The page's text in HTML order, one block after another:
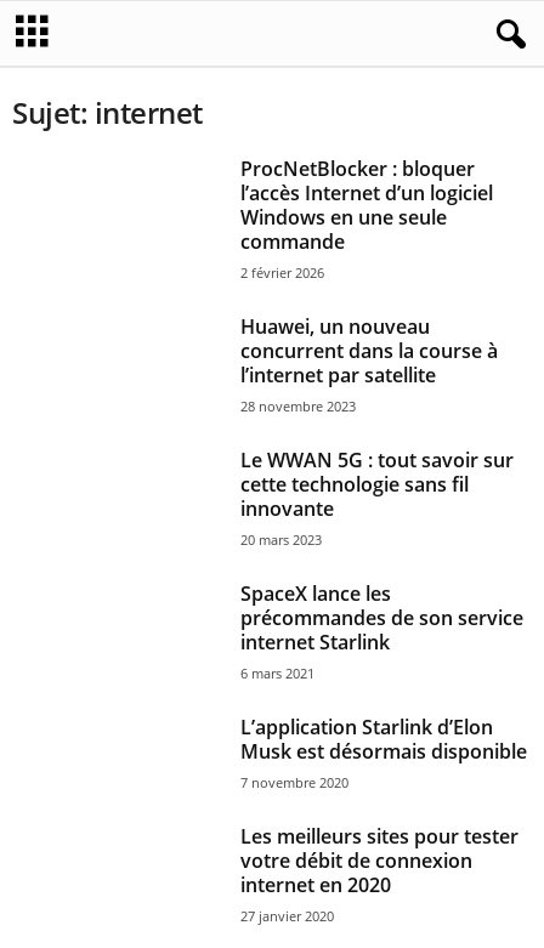
Sujet: internet
ProcNetBlocker : bloquer
l’accès Internet d’un logiciel
Windows en une seule
commande
2 février 2026
Huawei, un nouveau
concurrent dans la course à
l’internet par satellite
28 novembre 2023
Le WWAN 5G : tout savoir sur
cette technologie sans fil
innovante
20 mars 2023
SpaceX lance les
précommandes de son service
internet Starlink
6 mars 2021
L’application Starlink d’Elon
Musk est désormais disponible
7 novembre 2020
Les meilleurs sites pour tester
votre débit de connexion
internet en 2020
27 janvier 2020